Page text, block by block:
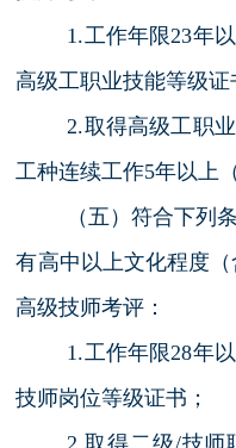
1.工作年限23年
高级工职业技能等级证
2.取得高级工职
工种连续工作5年以上
（五）符合下列
有高中以上文化程度
高级技师考评：
1.工作年限28年
技师岗位等级证书；
2.取得二级/技师